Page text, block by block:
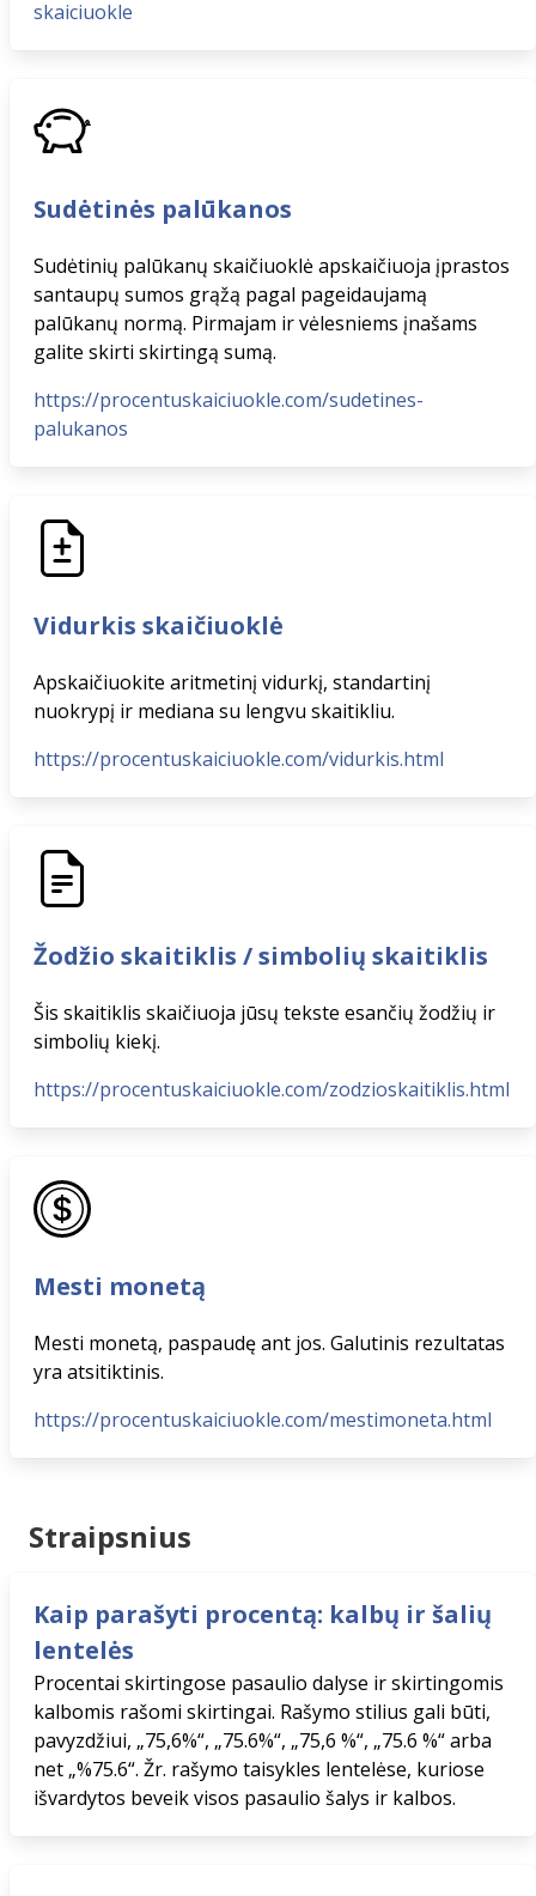
skaiciuokle
Sudėtinės palūkanos
Sudėtinių palūkanų skaičiuoklė apskaičiuoja įprastos
santaupų sumos grąžą pagal pageidaujamą
palūkanų normą. Pirmajam ir vėlesniems įnašams
galite skirti skirtingą sumą.
https://procentuskaiciuokle.com/sudetines-
palukanos
Vidurkis skaičiuoklė
Apskaičiuokite aritmetinį vidurkį, standartinį
nuokrypį ir mediana su lengvu skaitikliu.
https://procentuskaiciuokle.com/vidurkis.html
Žodžio skaitiklis / simbolių skaitiklis
Šis skaitiklis skaičiuoja jūsų tekste esančių žodžių ir
simbolių kiekį.
https://procentuskaiciuokle.com/zodzioskaitiklis.html
Mesti monetą
Mesti monetą, paspaudę ant jos. Galutinis rezultatas
yra atsitiktinis.
https://procentuskaiciuokle.com/mestimoneta.html
Straipsnius
Kaip parašyti procentą: kalbų ir šalių
lentelės
Procentai skirtingose pasaulio dalyse ir skirtingomis
kalbomis rašomi skirtingai. Rašymo stilius gali būti,
pavyzdžiui, „75,6%“, „75.6%“, „75,6 %“, „75.6 %“ arba
net „%75.6“. Žr. rašymo taisykles lentelėse, kuriose
išvardytos beveik visos pasaulio šalys ir kalbos.